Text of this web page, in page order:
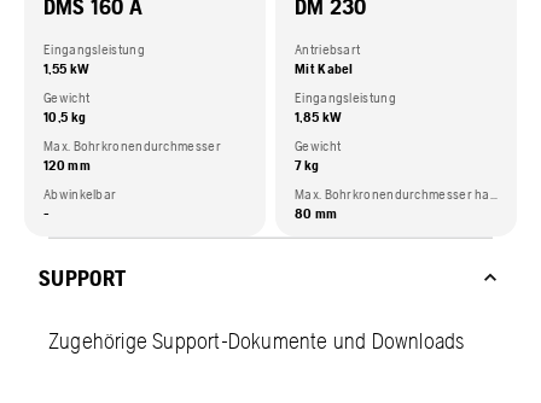
DMS 160 A
Eingangsleistung
1,55 kW
Gewicht
10,5 kg
Max. Bohrkronendurchmesser
120 mm
Abwinkelbar
-
DM 230
Antriebsart
Mit Kabel
Eingangsleistung
1,85 kW
Gewicht
7 kg
Max. Bohrkronendurchmesser handgeführt
80 mm
SUPPORT
Zugehörige Support-Dokumente und Downloads